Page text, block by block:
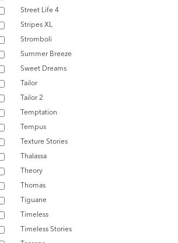
Street Life 4
Stripes XL
Stromboli
Summer Breeze
Sweet Dreams
Tailor
Tailor 2
Temptation
Tempus
Texture Stories
Thalassa
Theory
Thomas
Tiguane
Timeless
Timeless Stories